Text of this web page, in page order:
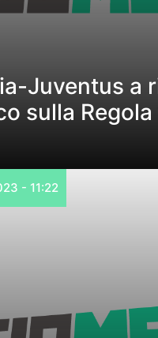
Juventus a
sulla Regola
- 11:22